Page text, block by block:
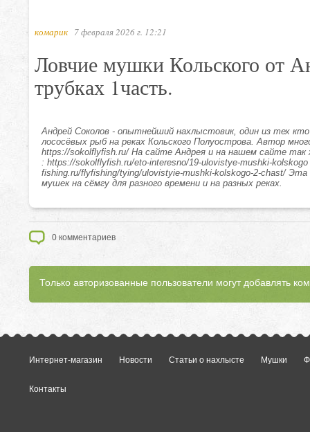
комарик 7 февраля 2026 г. 12:21
Ловчие мушки Кольского от
трубках 1часть.
Андрей Соколов - опытнейший нахлыстовик, один из тех
лососёвых рыб на реках Кольского Полуострова. Автор
https://sokolflyfish.ru/ На сайте Андрея и на нашем сайте
: https://sokolflyfish.ru/eto-interesno/19-ulovistye-mushki-
fishing.ru/flyfishing/tying/ulovistyie-mushki-kolskogo-2-chast/
мушек на сёмгу для разного времени и на разных реках.
0 комментариев
Только авторизованные пользователи могут добавлять
Интернет-магазин Новости Статьи о нахлысте Мушки
Контакты